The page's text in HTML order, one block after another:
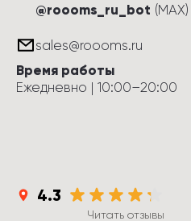
@roooms_ru_bot (MAX)
sales@roooms.ru
Время работы
Ежедневно | 10:00–20:00
4.3
Читать отзывы